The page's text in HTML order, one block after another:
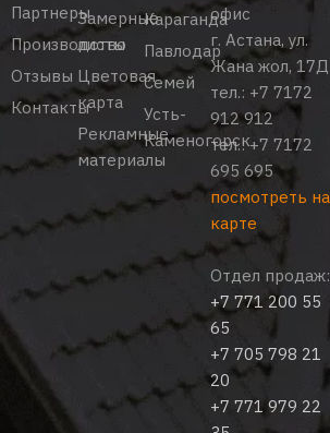
Партнеры
Производство
Отзывы
Контакты
Замерные
листы
Цветовая
карта
Рекламные
материалы
Караганда
Павлодар
Семей
Усть-
Каменогорск
офис
г. Астана, ул.
Жана жол, 17Д
тел.: +7 7172
912 912
тел.:+7 7172
695 695
посмотреть на
карте
Отдел продаж:
+7 771 200 55
65
+7 705 798 21
20
+7 771 979 22